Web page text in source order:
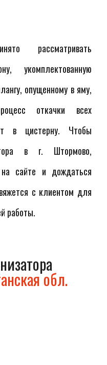
рассматривать
укомплектованную
опущенному в яму,
откачки всех
в цистерну. Чтобы
в г. Штормово,
на сайте и дождаться
с клиентом для
работы.
обл.